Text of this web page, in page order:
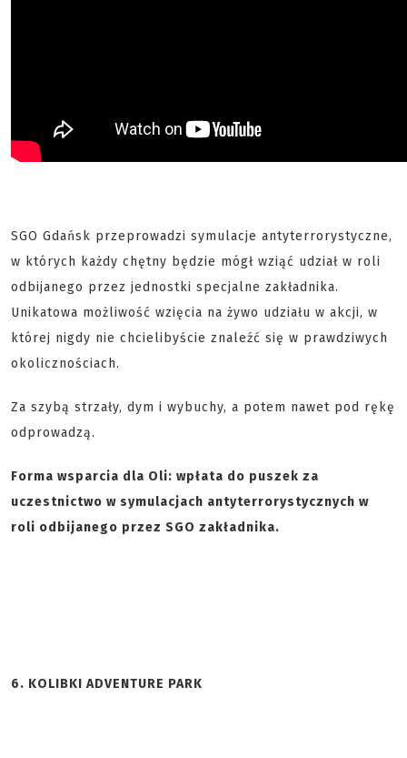
SGO Gdańsk przeprowadzi symulacje antyterrorystyczne,
w których każdy chętny będzie mógł wziąć udział w roli
odbijanego przez jednostki specjalne zakładnika.
Unikatowa możliwość wzięcia na żywo udziału w akcji, w
której nigdy nie chcielibyście znaleźć się w prawdziwych
okolicznościach.
Za szybą strzały, dym i wybuchy, a potem nawet pod rękę
odprowadzą.
Forma wsparcia dla Oli: wpłata do puszek za
uczestnictwo w symulacjach antyterrorystycznych w
roli odbijanego przez SGO zakładnika.
6. KOLIBKI ADVENTURE PARK